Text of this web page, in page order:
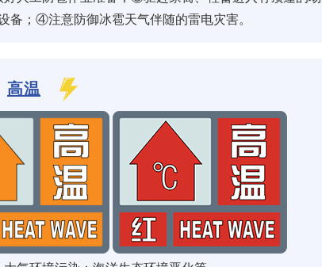
备；④注意防御冰雹天气伴随的雷电灾害。
高温